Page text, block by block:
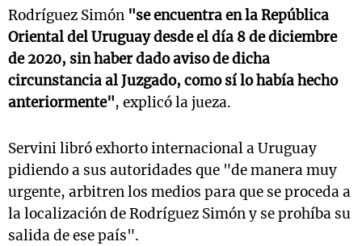
Rodríguez Simón "se encuentra en la República
Oriental del Uruguay desde el día 8 de diciembre
de 2020, sin haber dado aviso de dicha
circunstancia al Juzgado, como sí lo había hecho
anteriormente", explicó la jueza.
Servini libró exhorto internacional a Uruguay
pidiendo a sus autoridades que "de manera muy
urgente, arbitren los medios para que se proceda a
la localización de Rodríguez Simón y se prohíba su
salida de ese país".